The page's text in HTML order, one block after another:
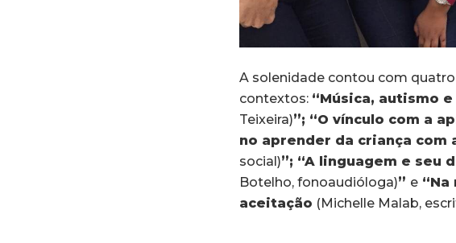
A solenidade contou com
contextos: “Música, autismo
Teixeira)”; “O vínculo com a
no aprender da criança com
social)”; “A linguagem e seu
Botelho, fonoaudióloga)” e
aceitação (Michelle Malab,